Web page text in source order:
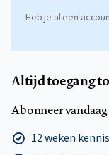
Heb je al een
Altijd toegang
Abonneer
12 weken